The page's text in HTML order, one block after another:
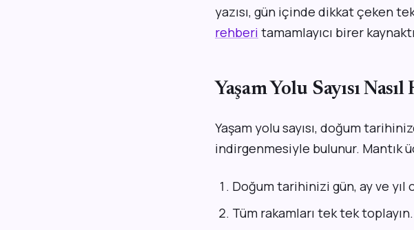
yazısı, gün içinde dikkat çeken
rehberi tamamlayıcı birer
Yaşam Yolu Sayısı
Yaşam yolu sayısı, doğum
indirgenmesiyle bulunur. Mantık
Doğum tarihinizi gün, ay ve yıl
Tüm rakamları tek tek toplayın.